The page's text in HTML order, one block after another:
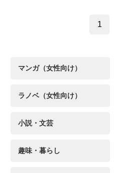
1
マンガ（女性向け）
ラノベ（女性向け）
小説・文芸
趣味・暮らし